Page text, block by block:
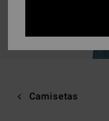
Camisetas